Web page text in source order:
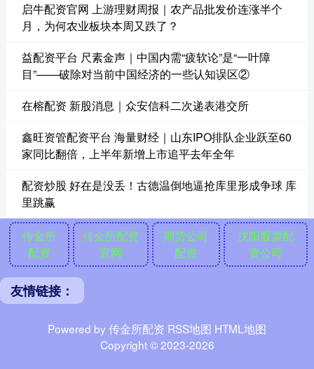
启牛配资官网 上游理财周报｜农产品批发价连涨半个
月，为何农业板块本周又跌了？
益配资平台 尺素金声｜中国内需“疲软论”是“一叶障
目”——破除对当前中国经济的一些认知误区②
在榕配资 新股消息｜众安信科二次递表港交所
鑫旺资管配资平台 海量财经｜山东IPO排队企业跃至60
家同比翻倍，上半年新增上市追平去年全年
配资炒股 好在是没丢！古德温倒地逼抢库里形成争球 库
里跳赢
传金所
配资
传金所配资
官网
期货公司
配资
沈阳股票配
资公司
友情链接：
Powered by 传金所配资 RSS地图 HTML地图
Copyright© 2023-2026